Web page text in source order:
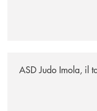
ASD Judo Imola, il